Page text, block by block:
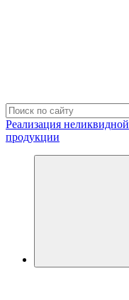
Реализация неликвидной
продукции